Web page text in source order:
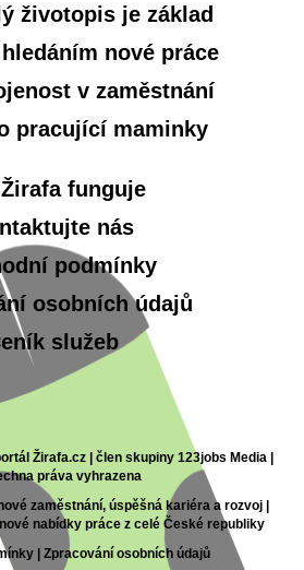
životopis je základ
nové práce
v zaměstnání
pracující maminky
funguje
nás
podmínky
osobních údajů
služeb
Žirafa.cz | člen skupiny 123jobs Media |
práva vyhrazena
zaměstnání, úspěšná kariéra a rozvoj |
nabídky práce z celé České republiky
| Zpracování osobních údajů